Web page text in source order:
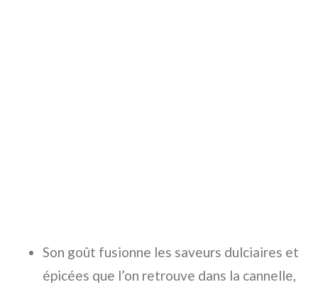
Son goût fusionne les saveurs dulciaires et
épicées que l’on retrouve dans la cannelle,